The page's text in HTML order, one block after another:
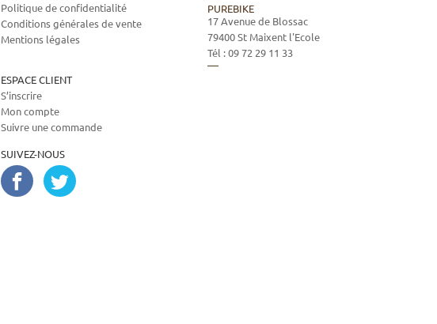
Politique de confidentialité
Conditions générales de vente
Mentions légales
ESPACE CLIENT
S’inscrire
Mon compte
Suivre une commande
SUIVEZ-NOUS
PUREBIKE
17 Avenue de Blossac
79400St Maixent l'Ecole
Tél :09 72 29 11 33